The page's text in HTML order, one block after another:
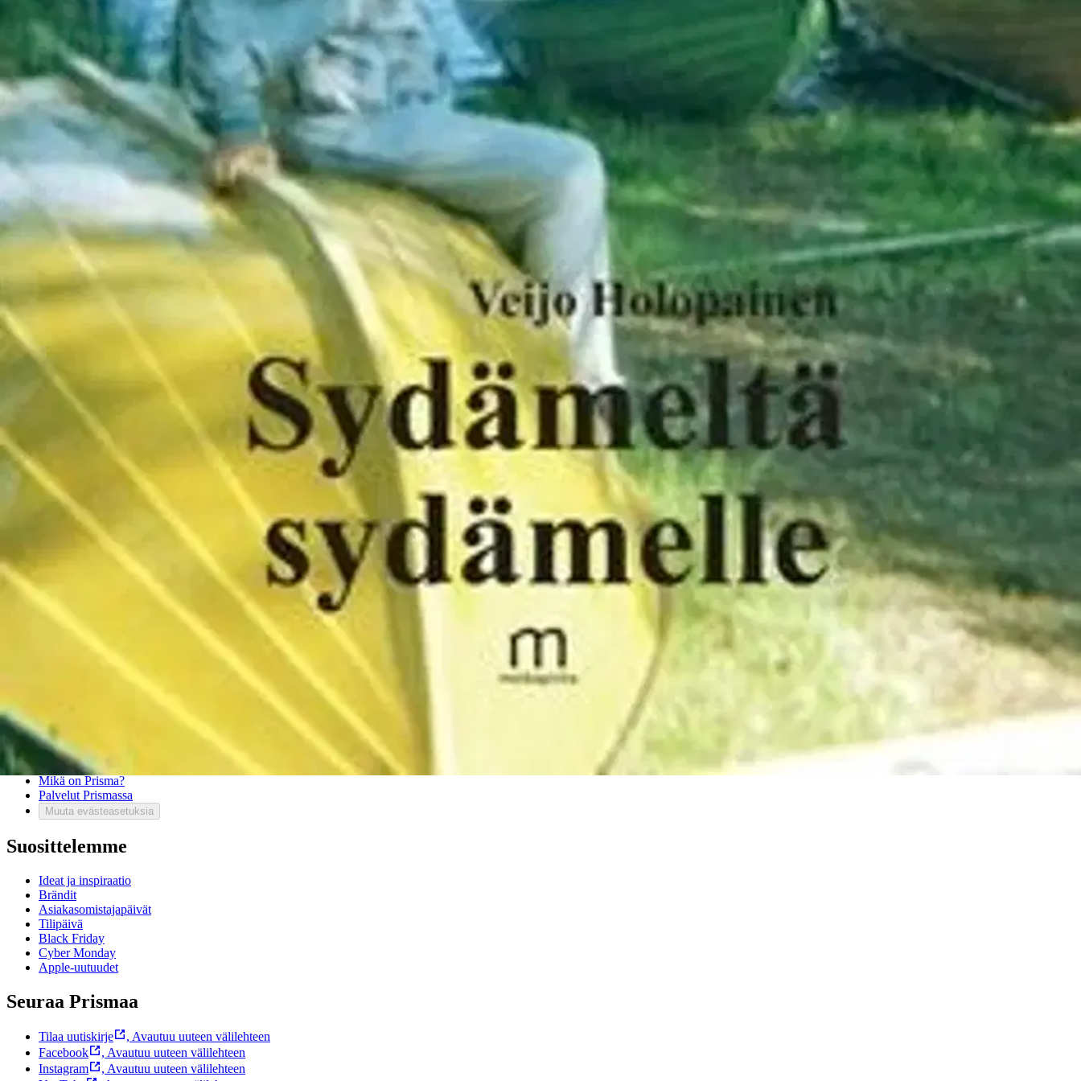
Nämä runot olen julkaissut Fb:ssä. Näissä on kuvattu sydämeni syvimpiä tuntoja rehellisesti ja vilpittömästi kaipauksella ja rakkaudella. Mielestäni ne ovat osittain elettyjä tarinoita ja luonnon monimuotoista
kauneutta ylistäviä. Sydämeltä sydämelle tapahtuvaa liikettä poispäin ja takaisin, etsien tietä totuuteen ja elämään. Raamatunkin sitaatteja.
Ominaisuudet
Oletko tyytyväinen tuotetietoihin?
Ovatko tuotetiedot riittävät? Jos tuotetiedoissa on puutteita tai niitä voisi muuten parantaa, anna palautetta.
Anna palautetta,Avautuu uuteen välilehteen
Ilmainen palautus 30 päivää.*
Nouto myymälästä ilman toimituskuluja.
Asiakasomistajalle Bonusta jopa 5 %.*
Verkkokauppa
Myymälänouto
Palautukset
Reklamaatio
Takuu ja huolto
Toimitustavat
Tilaus- ja toimitusehdot
Tietosuojakäytäntö
Saavutettavuus
Vastuullisuus
Mitä pidät Prisma.fi-verkkokaupasta?
Usein kysytyt kysymykset
Ota yhteyttä asiakaspalveluun
Bonus ja asiakasomistajuus
Prisma-myymälöiden yhteystiedot
Mikä on Prisma?
Palvelut Prismassa
Muuta evästeasetuksia
Suosittelemme
Ideat ja inspiraatio
Brändit
Asiakasomistajapäivät
Tilipäivä
Black Friday
Cyber Monday
Apple-uutuudet
Seuraa Prismaa
Tilaa uutiskirje , Avautuu uuteen välilehteen
Facebook
, Avautuu uuteen välilehteen
Instagram
, Avautuu uuteen välilehteen